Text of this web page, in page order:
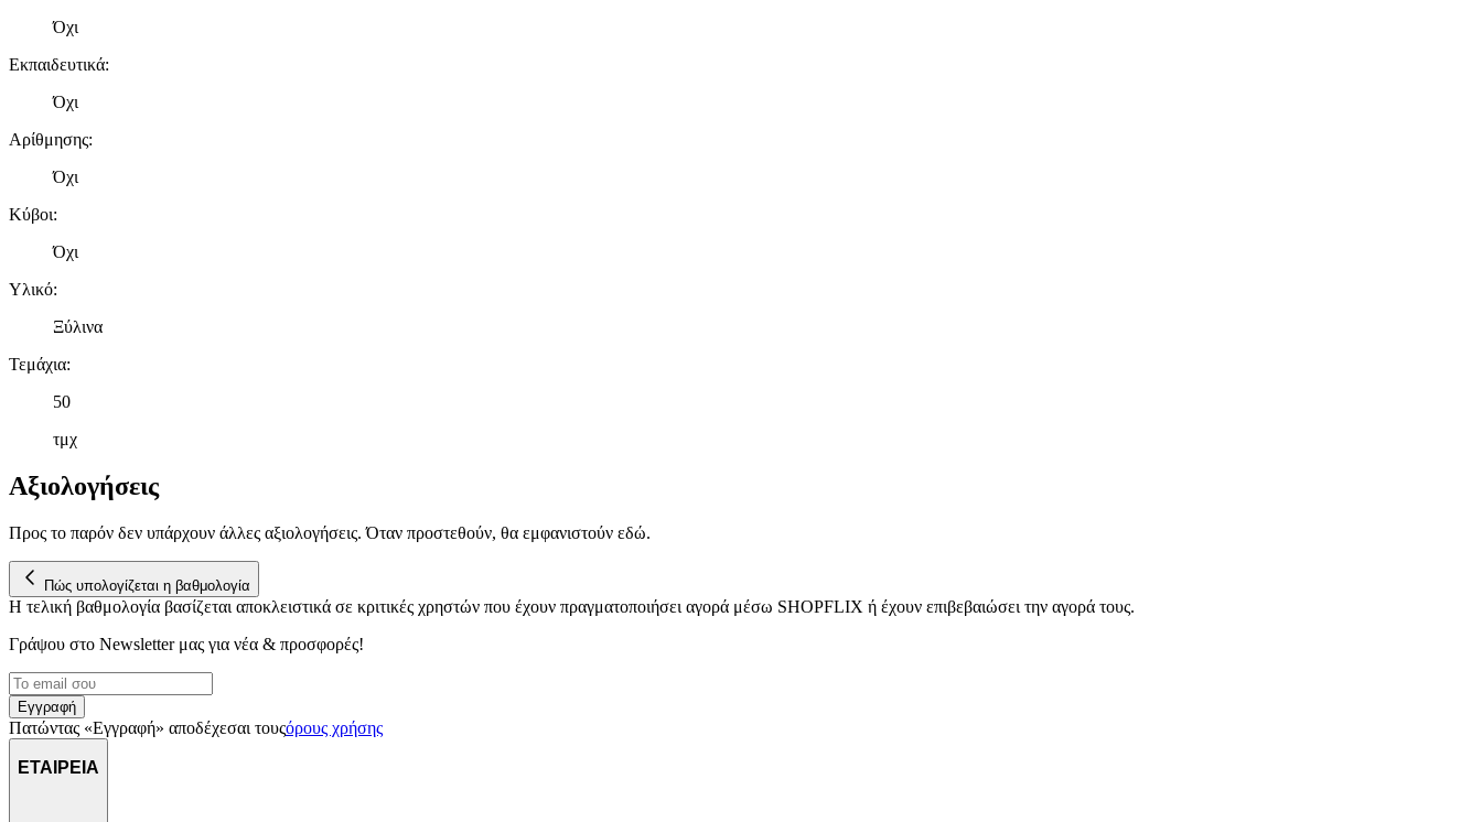
Όχι
Εκπαιδευτικά:
Όχι
Αρίθμησης:
Όχι
Κύβοι:
Όχι
Υλικό:
Ξύλινα
Τεμάχια:
50
τμχ
Αξιολογήσεις
Προς το παρόν δεν υπάρχουν άλλες αξιολογήσεις. Όταν προστεθούν, θα εμφανιστούν εδώ.
Πώς υπολογίζεται η βαθμολογία
Η τελική βαθμολογία βασίζεται αποκλειστικά σε κριτικές χρηστών που έχουν πραγματοποιήσει αγορά μέσω SHOPFLIX ή έχουν επιβεβαιώσει την αγορά τους.
Γράψου στο Νewsletter μας για νέα & προσφορές!
Εγγραφή
Πατώντας «Εγγραφή» αποδέχεσαι τουςόρους χρήσης
ΕΤΑΙΡΕΙΑ